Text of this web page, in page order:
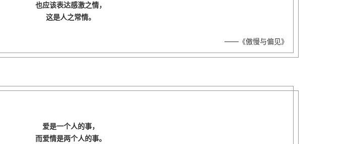
也应该表达感激之情，
这是人之常情。
——《傲慢与偏见》
爱是一个人的事，
而爱情是两个人的事。